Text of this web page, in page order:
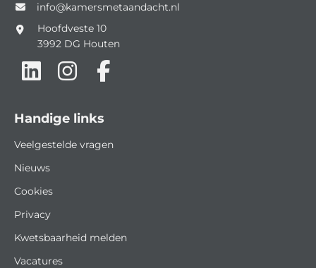
Handige links
Veelgestelde vragen
Nieuws
Cookies
Privacy
Kwetsbaarheid melden
Vacatures
info@kamersmetaandacht.nl
Hoofdveste 10
3992 DG Houten